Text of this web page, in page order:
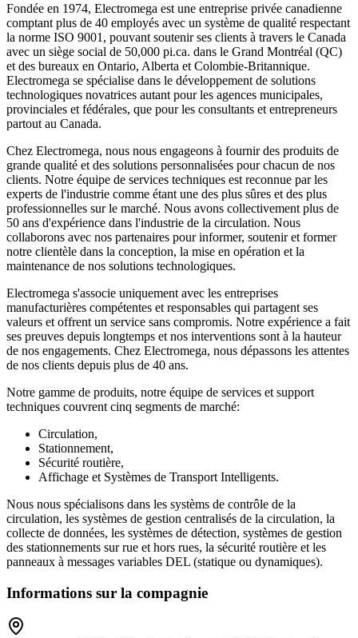
Fondée en 1974, Electromega est une entreprise privée canadienne
comptant plus de 40 employés avec un système de qualité respectant
la norme ISO 9001, pouvant soutenir ses clients à travers le Canada
avec un siège social de 50,000 pi.ca. dans le Grand Montréal (QC)
et des bureaux en Ontario, Alberta et Colombie-Britannique.
Electromega se spécialise dans le développement de solutions
technologiques novatrices autant pour les agences municipales,
provinciales et fédérales, que pour les consultants et entrepreneurs
partout au Canada.
Chez Electromega, nous nous engageons à fournir des produits de
grande qualité et des solutions personnalisées pour chacun de nos
clients. Notre équipe de services techniques est reconnue par les
experts de l'industrie comme étant une des plus sûres et des plus
professionnelles sur le marché. Nous avons collectivement plus de
50 ans d'expérience dans l'industrie de la circulation. Nous
collaborons avec nos partenaires pour informer, soutenir et former
notre clientèle dans la conception, la mise en opération et la
maintenance de nos solutions technologiques.
Electromega s'associe uniquement avec les entreprises
manufacturières compétentes et responsables qui partagent ses
valeurs et offrent un service sans compromis. Notre expérience a fait
ses preuves depuis longtemps et nos interventions sont à la hauteur
de nos engagements. Chez Electromega, nous dépassons les attentes
de nos clients depuis plus de 40 ans.
Notre gamme de produits, notre équipe de services et support
techniques couvrent cinq segments de marché:
Circulation,
Stationnement,
Sécurité routière,
Affichage et Systèmes de Transport Intelligents.
Nous nous spécialisons dans les systèms de contrôle de la
circulation, les systèmes de gestion centralisés de la circulation, la
collecte de données, les systèmes de détection, systèmes de gestion
des stationnements sur rue et hors rues, la sécurité routière et les
panneaux à messages variables DEL (statique ou dynamiques).
Informations sur la compagnie